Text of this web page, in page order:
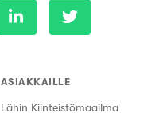
ASIAKKAILLE
Lähin Kiinteistömaailma